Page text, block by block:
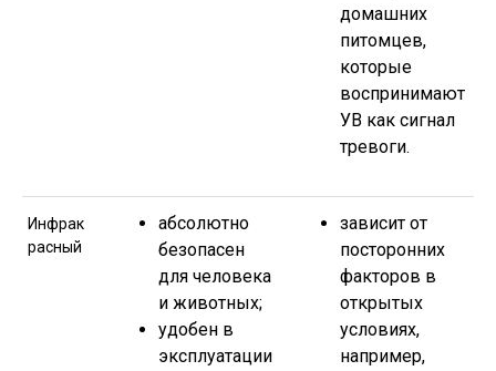
домашних
питомцев,
которые
воспринимают
УВ как сигнал
тревоги.
Инфрак
расный
абсолютно
безопасен
для человека
и животных;
удобен в
эксплуатации
зависит от
посторонних
факторов в
открытых
условиях,
например,